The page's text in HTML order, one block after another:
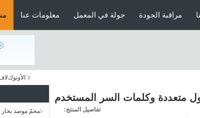
معلومات عنا جولة في المعمل مراقبة الجودة
محمّ موصد بخار
متعددة وكلمات السر المستخدم
تفاصيل المنتج: